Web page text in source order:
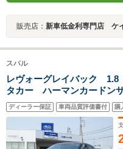
販売店： 新車低金利専門店 ケ
スバル
レヴォーグレイバック
タカー ハーマンカードン
レイ フルセグ Bluetooth
ラ サイドカメラ バック
リヤゲート シートヒータ
ディーラー保証 車両品質評価書付 購